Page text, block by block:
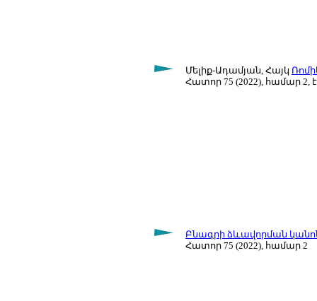
Մելիք-Ադամյան, Հայկ
Հատոր 75 (2022), համար 2,
Բնագրի ձևավորման
Հատոր 75 (2022), համար 2